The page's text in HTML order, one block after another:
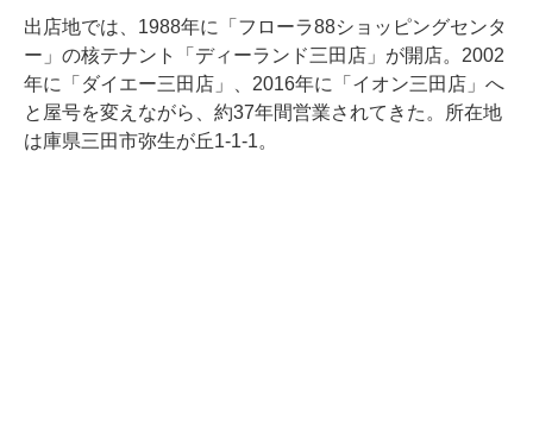
出店地では、1988年に「フローラ88ショッピングセンタ
ー」の核テナント「ディーランド三田店」が開店。2002
年に「ダイエー三田店」、2016年に「イオン三田店」へ
と屋号を変えながら、約37年間営業されてきた。所在地
は庫県三田市弥生が丘1-1-1。